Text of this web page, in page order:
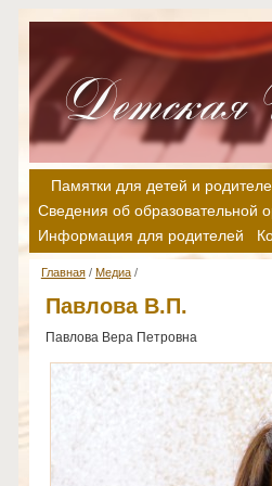
Памятки для детей и
Сведения об образовательной
Информация для родителей
Главная/ Медиа/
Павлова В.П.
Павлова Вера Петровна